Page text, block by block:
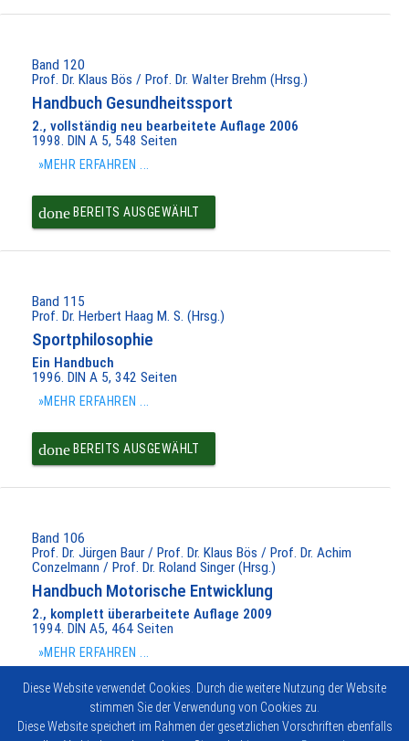
Band 120
Prof. Dr. Klaus Bös / Prof. Dr. Walter Brehm (Hrsg.)
Handbuch Gesundheitssport
2., vollständig neu bearbeitete Auflage 2006
1998. DIN A 5, 548 Seiten
»MEHR ERFAHREN ...
doneBEREITS AUSGEWÄHLT
Band 115
Prof. Dr. Herbert Haag M. S. (Hrsg.)
Sportphilosophie
Ein Handbuch
1996. DIN A 5, 342 Seiten
»MEHR ERFAHREN ...
doneBEREITS AUSGEWÄHLT
Band 106
Prof. Dr. Jürgen Baur / Prof. Dr. Klaus Bös / Prof. Dr. Achim
Conzelmann / Prof. Dr. Roland Singer (Hrsg.)
Handbuch Motorische Entwicklung
2., komplett überarbeitete Auflage 2009
1994. DIN A5, 464 Seiten
»MEHR ERFAHREN ...
AUSWÄHLEN
Diese Website verwendet Cookies. Durch die weitere Nutzung der Website
stimmen Sie der Verwendung von Cookies zu.
Diese Website speichert im Rahmen der gesetzlichen Vorschriften ebenfalls